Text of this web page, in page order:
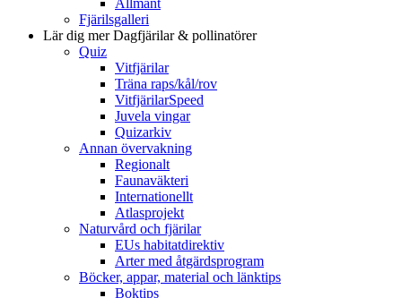
Fjärilsgalleri
Lär dig merDagfjärilar & pollinatörer
Quiz
Vitfjärilar
Träna raps/kål/rov
VitfjärilarSpeed
Juvela vingar
Quizarkiv
Annan övervakning
Regionalt
Faunaväkteri
Internationellt
Atlasprojekt
Naturvård och fjärilar
EUs habitatdirektiv
Arter med åtgärdsprogram
Böcker, appar, material och länktips
Boktips